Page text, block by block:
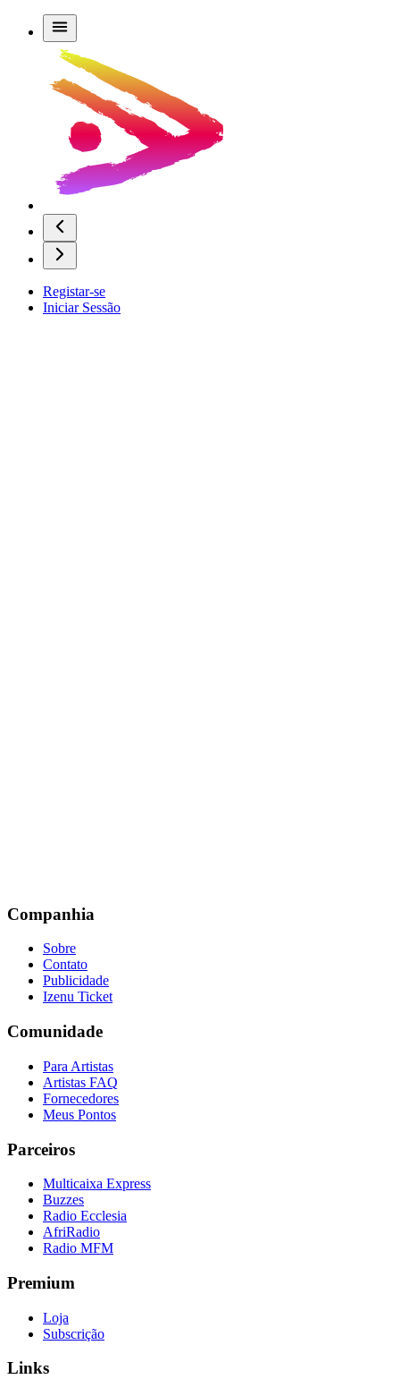
Registar-se
Iniciar Sessão
Companhia
Sobre
Contato
Publicidade
Izenu Ticket
Comunidade
Para Artistas
Artistas FAQ
Fornecedores
Meus Pontos
Parceiros
Multicaixa Express
Buzzes
Radio Ecclesia
AfriRadio
Radio MFM
Premium
Loja
Subscrição
Links